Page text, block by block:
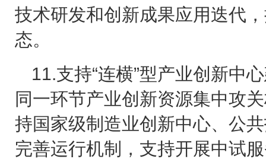
技术研发和创新成果应用迭代
态。
11.支持“连横”型产业创新中
同一环节产业创新资源集中攻
持国家级制造业创新中心、公
完善运行机制，支持开展中试